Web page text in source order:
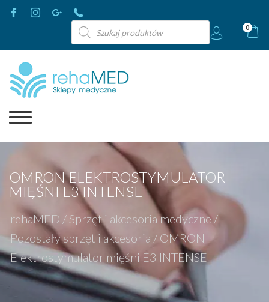
Wyszukiwarka
produktów
0
OMRON ELEKTROSTYMULATOR
MIĘŚNI E3 INTENSE
rehaMED / Sprzęt i akcesoria medyczne /
Pozostały sprzęt i akcesoria / OMRON
Elektrostymulator mięśni E3 INTENSE